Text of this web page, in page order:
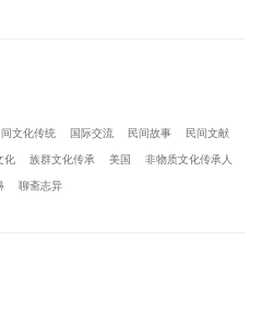
间文化传统 国际交流 民间故事 民间文献
化 族群文化传承 美国 非物质文化传承人
聊斋志异